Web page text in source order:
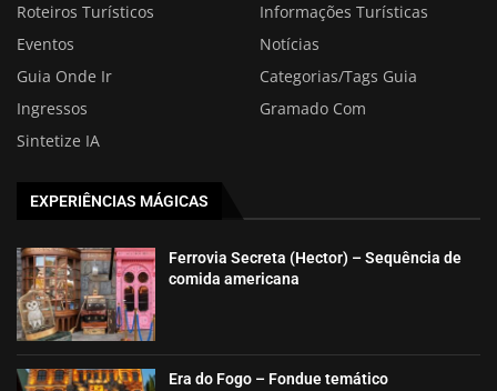
Roteiros Turísticos
Informações Turísticas
Eventos
Notícias
Guia Onde Ir
Categorias/Tags Guia
Ingressos
Gramado Com
Sintetize IA
EXPERIÊNCIAS MÁGICAS
Ferrovia Secreta (Hector) – Sequência de
comida americana
Era do Fogo – Fondue temático